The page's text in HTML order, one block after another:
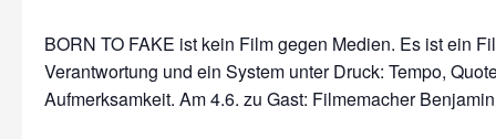
BORN TO FAKE ist kein Film gegen Medien. Es ist ein
Verantwortung und ein System unter Druck: Tempo,
Aufmerksamkeit. Am 4.6. zu Gast: Filmemacher